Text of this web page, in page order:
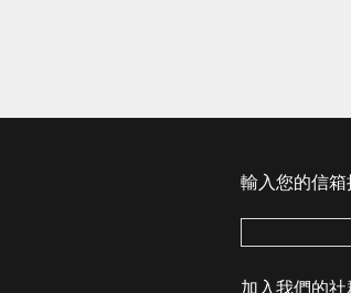
輸入您的信箱
加入我們的社